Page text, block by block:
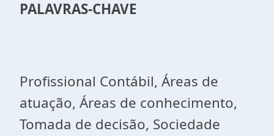
PALAVRAS-CHAVE
Profissional Contábil, Áreas de
atuação, Áreas de conhecimento,
Tomada de decisão, Sociedade